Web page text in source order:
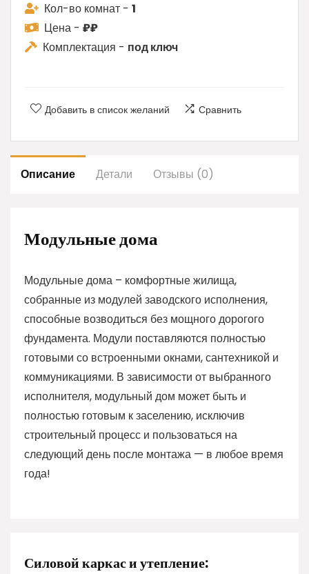
Кол-во комнат - 1
Цена - ₽₽
Комплектация - под ключ
Добавить в список желаний Сравнить
Описание Детали Отзывы (0)
Модульные дома
Модульные дома – комфортные жилища,
собранные из модулей заводского исполнения,
способные возводиться без мощного дорогого
фундамента. Модули поставляются полностью
готовыми со встроенными окнами, сантехникой и
коммуникациями. В зависимости от выбранного
исполнителя, модульный дом может быть и
полностью готовым к заселению, исключив
строительный процесс и пользоваться на
следующий день после монтажа — в любое время
года!
Силовой каркас и утепление: